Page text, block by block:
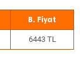
6443 TL